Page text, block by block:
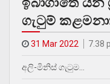
ගැටුම්
31 Mar 2022 7.38
අලි-මිනිස් ගැටුම…